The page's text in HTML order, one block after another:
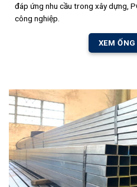
đáp ứng nhu cầu trong xây dựng,
công nghiệp.
XEM